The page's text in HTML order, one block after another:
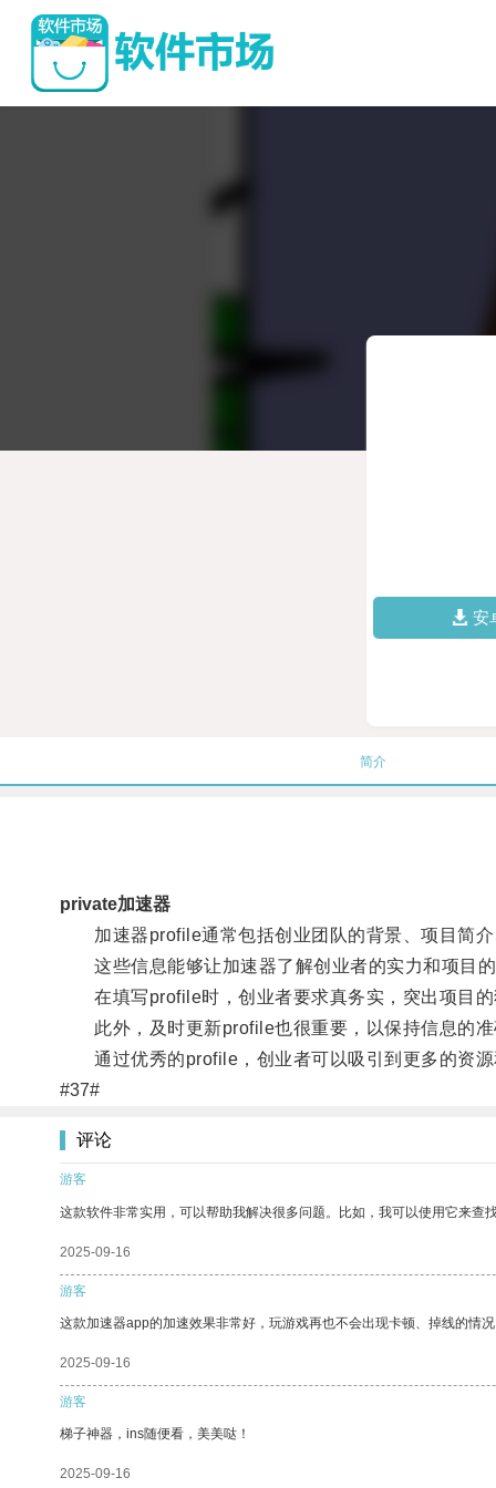
安
简介
private加速器
加速器profile通常包括创业团队的背景、项目简介
这些信息能够让加速器了解创业者的实力和项目
在填写profile时，创业者要求真务实，突出项目的
此外，及时更新profile也很重要，以保持信息的准
通过优秀的profile，创业者可以吸引到更多的资源
#37#
评论
游客
这款软件非常实用，可以帮助我解决很多问题。比如，我可以使用它来查
2025-09-16
游客
这款加速器app的加速效果非常好，玩游戏再也不会出现卡顿、掉线的情
2025-09-16
游客
梯子神器，ins随便看，美美哒！
2025-09-16